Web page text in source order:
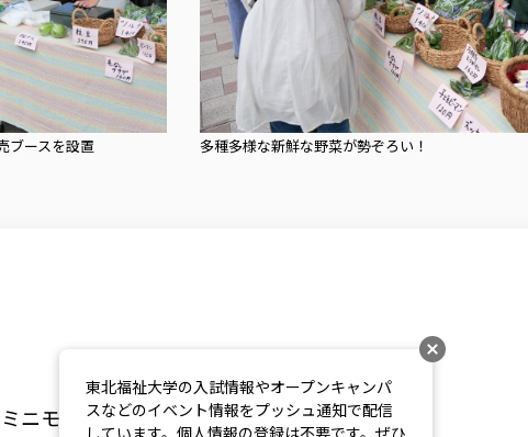
ブースを設置 多種多様な新鮮な野菜が勢ぞろい！
ミニモリサポーターズ紹介ページ
東北福祉大学の入試情報やオープンキャンパ
スなどのイベント情報をプッシュ通知で配信
しています。個人情報の登録は不要です。ぜひ